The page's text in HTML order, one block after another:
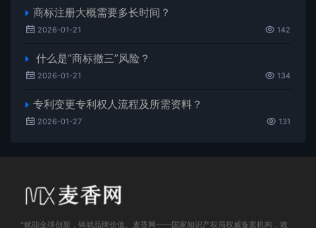
商标注册大概需要多长时间？
2026-01-21 142
什么是“商标撤三”风险？
2026-01-21 134
专利变更专利权人流程及所需资料？
2026-01-27 131
“赋能全球创新，铸就品牌价值。麦香网——国家知识产权局权威备案机构，致